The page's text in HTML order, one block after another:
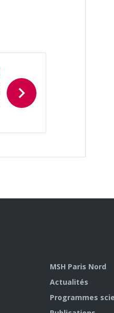
MSH Paris Nord
Actualités
Programmes